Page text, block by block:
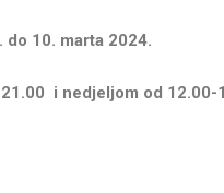
do 10. marta 2024.
i nedjeljom od 12.00-